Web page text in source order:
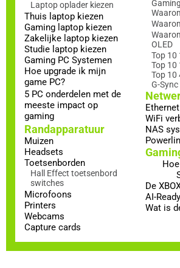
Laptop oplader kiezen
Thuis laptop kiezen
Gaming laptop kiezen
Zakelijke laptop kiezen
Studie laptop kiezen
Gaming PC Systemen
Hoe upgrade ik mijn
game PC?
5 PC onderdelen met de
meeste impact op
gaming
Randapparatuur
Muizen
Headsets
Toetsenborden
Hall Effect toetsenbord
switches
Microfoons
Printers
Webcams
Capture cards
OLED
Top 10
Top 10
Top 10
G-
WiFi
NAS
De
AI-Ready
Wat is